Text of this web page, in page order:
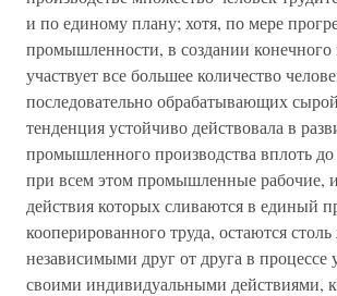
и по единому плану; хотя, по мере
промышленности, в создании конечного
участвует все большее количество
последовательно обрабатывающих
тенденция устойчиво действовала в
промышленного производства вплоть
при всем этом промышленные рабочие,
действия которых сливаются в единый
кооперированного труда, остаются
независимыми друг от друга в процессе
своими индивидуальными действиями,